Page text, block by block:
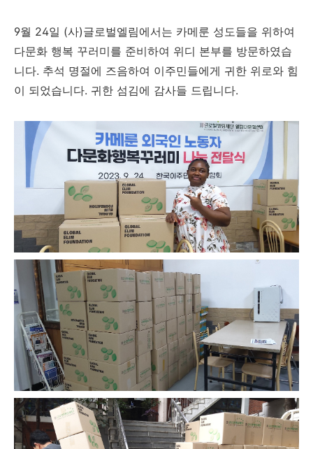
9월 24일 (사)글로벌엘림에서는 카메룬 성도들을 위하여
다문화 행복 꾸러미를 준비하여 위디 본부를 방문하였습
니다. 추석 명절에 즈음하여 이주민들에게 귀한 위로와 힘
이 되었습니다. 귀한 섬김에 감사들 드립니다.